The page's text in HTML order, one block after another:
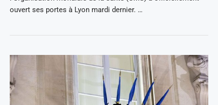
ouvert ses portes à Lyon mardi dernier. …